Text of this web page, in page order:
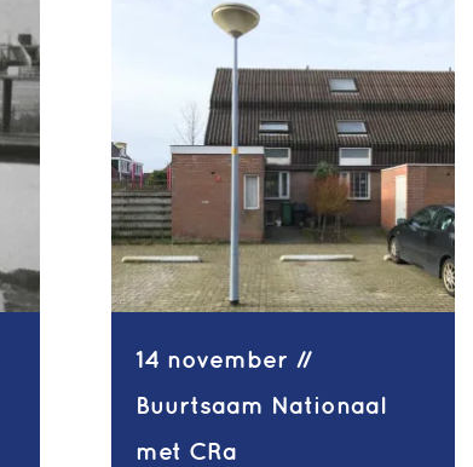
14 november //
Buurtsaam Nationaal
met CRa